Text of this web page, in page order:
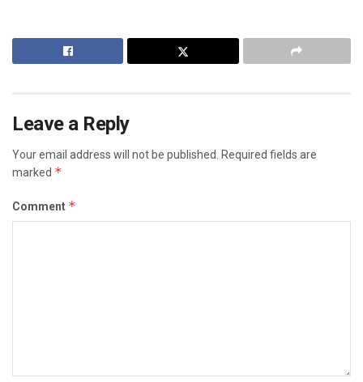
Leave a Reply
Your email address will not be published.
Required fields are
marked *
Comment *